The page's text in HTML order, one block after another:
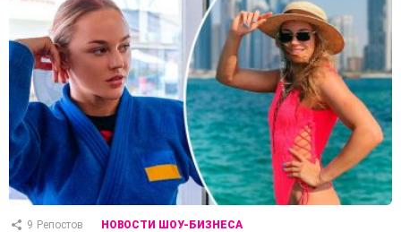
9 Репостов НОВОСТИ ШОУ-БИЗНЕСА